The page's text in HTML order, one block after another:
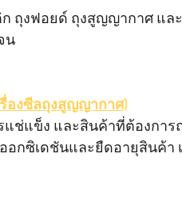
ก ถุงฟอยด์ ถุงสูญญากาศ แ
น
องซีลถุงสูญญากาศ)
ช่แข็ง และสินค้าที่ต้องกา
กซิเดชันและยืดอายุสินค้า